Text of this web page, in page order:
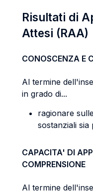
Risultati di
Attesi (RAA)
CONOSCENZA E
Al termine
in grado di...
ragionare
sostanziali sia
CAPACITA' DI
COMPRENSIONE
Al termine